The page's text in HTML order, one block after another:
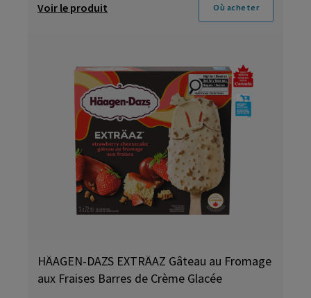
Voir le produit Où acheter
HÄAGEN-DAZS EXTRÄAZ Gâteau au Fromage
aux Fraises Barres de Crème Glacée